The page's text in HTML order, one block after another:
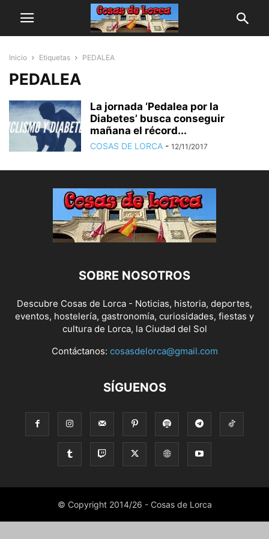
Inicio Etiquetas PEDALEA
PEDALEA
La jornada ‘Pedalea por la
Diabetes’ busca conseguir
mañana el récord...
COSAS DE LORCA - 12/11/2017
SOBRE NOSOTROS
Descubre Cosas de Lorca - Noticias, historia, deportes,
eventos, hostelería, gastronomía, curiosidades, fiestas y
cultura de Lorca, la Ciudad del Sol
Contáctanos: cosasdelorca@gmail.com
SÍGUENOS
© Copyright 2014/26 - Cosas de Lorca